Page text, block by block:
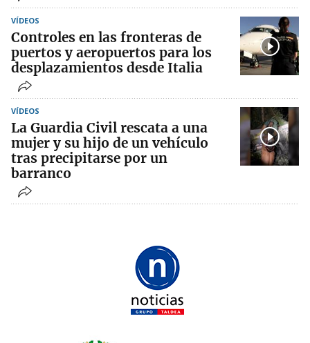
VÍDEOS
Controles en las fronteras de
puertos y aeropuertos para los
desplazamientos desde Italia
VÍDEOS
La Guardia Civil rescata a una
mujer y su hijo de un vehículo
tras precipitarse por un
barranco